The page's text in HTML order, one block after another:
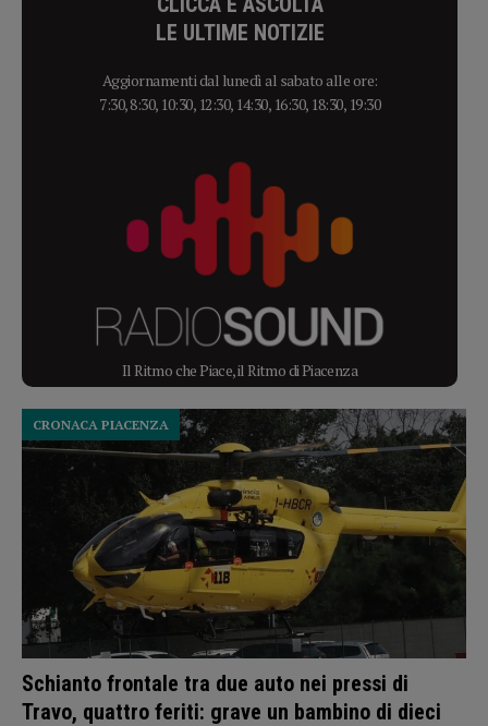
LE ULTIME NOTIZIE
Aggiornamenti dal lunedì al sabato alle ore:
7:30, 8:30, 10:30, 12:30, 14:30, 16:30, 18:30, 19:30
Il Ritmo che Piace, il Ritmo di Piacenza
Schianto frontale tra due auto nei pressi di
Travo, quattro feriti: grave un bambino di dieci
CRONACA PIACENZA